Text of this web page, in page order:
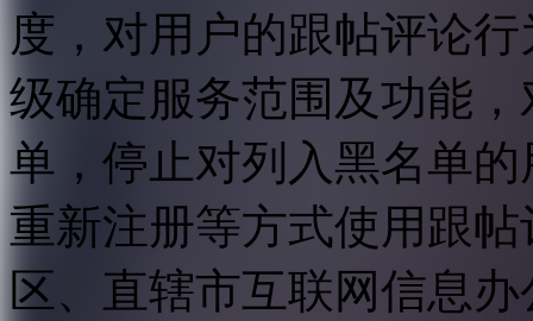
度，对用户的跟帖评论
级确定服务范围及功能
单，停止对列入黑名单
重新注册等方式使用跟
区、直辖市互联网信息